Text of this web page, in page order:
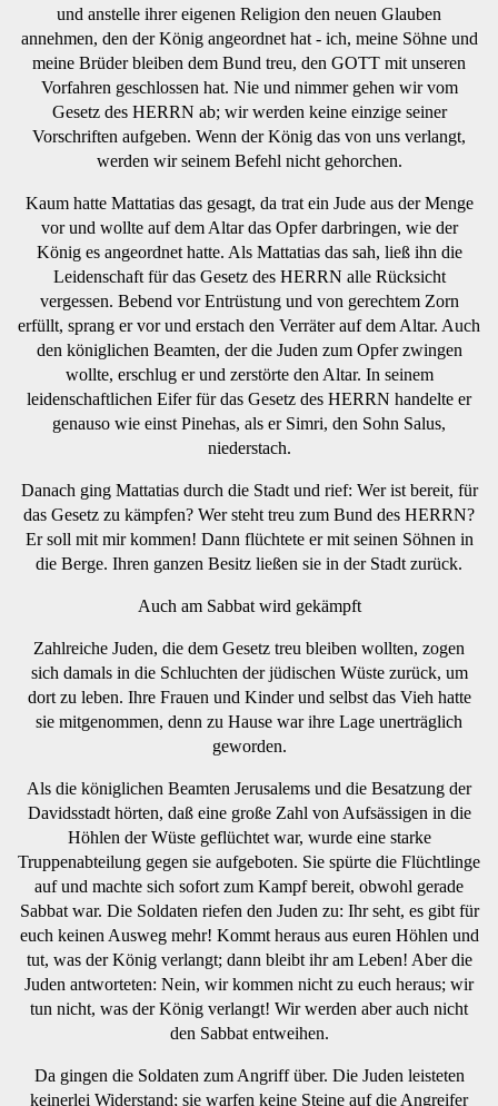
und anstelle ihrer eigenen Religion den neuen Glauben
annehmen, den der König angeordnet hat - ich, meine Söhne und
meine Brüder bleiben dem Bund treu, den GOTT mit unseren
Vorfahren geschlossen hat. Nie und nimmer gehen wir vom
Gesetz des HERRN ab; wir werden keine einzige seiner
Vorschriften aufgeben. Wenn der König das von uns verlangt,
werden wir seinem Befehl nicht gehorchen.
Kaum hatte Mattatias das gesagt, da trat ein Jude aus der Menge
vor und wollte auf dem Altar das Opfer darbringen, wie der
König es angeordnet hatte. Als Mattatias das sah, ließ ihn die
Leidenschaft für das Gesetz des HERRN alle Rücksicht
vergessen. Bebend vor Entrüstung und von gerechtem Zorn
erfüllt, sprang er vor und erstach den Verräter auf dem Altar. Auch
den königlichen Beamten, der die Juden zum Opfer zwingen
wollte, erschlug er und zerstörte den Altar. In seinem
leidenschaftlichen Eifer für das Gesetz des HERRN handelte er
genauso wie einst Pinehas, als er Simri, den Sohn Salus,
niederstach.
Danach ging Mattatias durch die Stadt und rief: Wer ist bereit, für
das Gesetz zu kämpfen? Wer steht treu zum Bund des HERRN?
Er soll mit mir kommen! Dann flüchtete er mit seinen Söhnen in
die Berge. Ihren ganzen Besitz ließen sie in der Stadt zurück.
Auch am Sabbat wird gekämpft
Zahlreiche Juden, die dem Gesetz treu bleiben wollten, zogen
sich damals in die Schluchten der jüdischen Wüste zurück, um
dort zu leben. Ihre Frauen und Kinder und selbst das Vieh hatte
sie mitgenommen, denn zu Hause war ihre Lage unerträglich
geworden.
Als die königlichen Beamten Jerusalems und die Besatzung der
Davidsstadt hörten, daß eine große Zahl von Aufsässigen in die
Höhlen der Wüste geflüchtet war, wurde eine starke
Truppenabteilung gegen sie aufgeboten. Sie spürte die Flüchtlinge
auf und machte sich sofort zum Kampf bereit, obwohl gerade
Sabbat war. Die Soldaten riefen den Juden zu: Ihr seht, es gibt für
euch keinen Ausweg mehr! Kommt heraus aus euren Höhlen und
tut, was der König verlangt; dann bleibt ihr am Leben! Aber die
Juden antworteten: Nein, wir kommen nicht zu euch heraus; wir
tun nicht, was der König verlangt! Wir werden aber auch nicht
den Sabbat entweihen.
Da gingen die Soldaten zum Angriff über. Die Juden leisteten
keinerlei Widerstand; sie warfen keine Steine auf die Angreifer